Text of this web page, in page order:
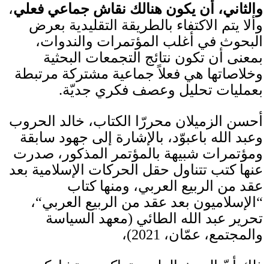
والثاني، أن يكون هنالك نقاش جماعي فعلي،
وألا يتم الاكتفاء بالطريقة التقليدية بعرض
البحوث في أغلب المؤتمرات والندوات،
بمعنى أن تكون نتائج التجمعات البحثية
وخلاصاتها هي فعلاً جماعية مشتركة مرتبطة
بعمليات تحليل وعصف فكري جديّة.
أحسن الزميلان محررّا الكتاب، خالد الحروب
وعبد الله باعبوّد، بالإشارة إلى جهود سابقة
ومؤتمرات شبيهة بالمؤتمر المذكور، صدرت
عنها كتب تتناول حقل الحركات الإسلامية بعد
عقد من الربيع العربي، ومنها كتاب
“ الإسلاميون بعد عقد من الربيع العربي“،
تحرير عبد الله الطائي (معهد السياسة
والمجتمع، عمّان، 2021) ،